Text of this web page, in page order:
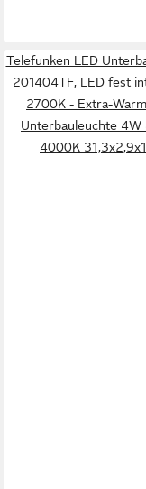
Telefunken LED
201404TF, LED fest
2700K - Extra-
Unterbauleuchte 4W
4000K